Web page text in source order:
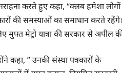
करते हुए कहा, “क्लब हमेशा लोगों
की समस्याओं का समाधान करते
मुफ्त मेट्रो यात्रा की सरकार से अपील
कहा, ” उनकी संस्था पत्रकारों के